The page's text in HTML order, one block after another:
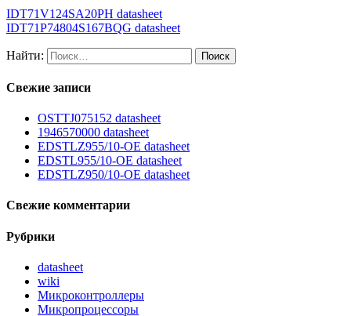
IDT71V124SA20PH datasheet
IDT71P74804S167BQG datasheet
Найти:
Свежие записи
OSTTJ075152 datasheet
1946570000 datasheet
EDSTLZ955/10-OE datasheet
EDSTL955/10-OE datasheet
EDSTLZ950/10-OE datasheet
Свежие комментарии
Рубрики
datasheet
wiki
Микроконтроллеры
Микропроцессоры